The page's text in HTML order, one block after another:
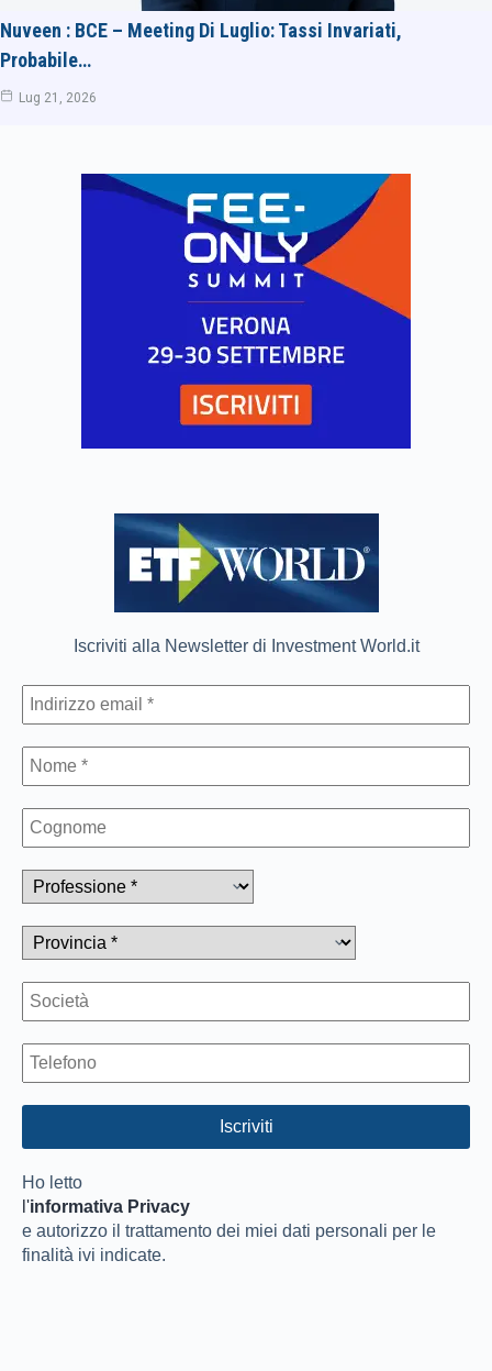
Nuveen : BCE – Meeting Di Luglio: Tassi Invariati,
Probabile…
Lug 21, 2026
Iscriviti alla Newsletter di Investment World.it
Ho letto
l'informativa Privacy
e autorizzo il trattamento dei miei dati personali per le
finalità ivi indicate.